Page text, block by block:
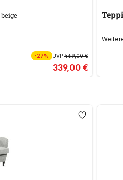
beige
-27% UVP469,00 €
339,00 €